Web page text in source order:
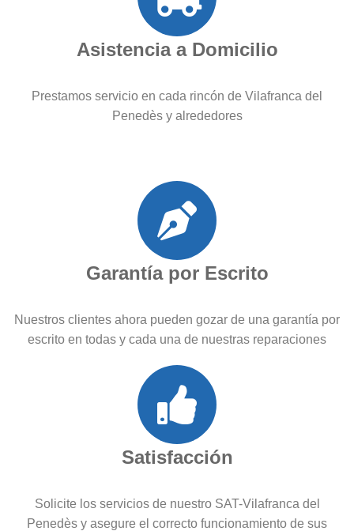
Asistencia a Domicilio
Prestamos servicio en cada rincón de Vilafranca del
Penedès y alrededores
Garantía por Escrito
Nuestros clientes ahora pueden gozar de una garantía por
escrito en todas y cada una de nuestras reparaciones
Satisfacción
Solicite los servicios de nuestro SAT-Vilafranca del
Penedès y asegure el correcto funcionamiento de sus